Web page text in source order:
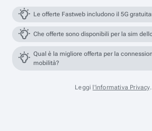
Le offerte Fastweb includono il 5G
Che offerte sono disponibili per la sim
Qual è la migliore offerta per la
mobilità?
Leggi l'informativa Privacy.